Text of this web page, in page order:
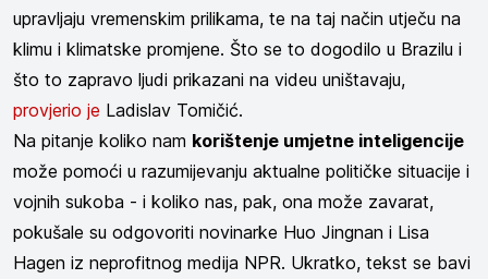
upravljaju vremenskim prilikama, te na taj način utječu na
klimu i klimatske promjene. Što se to dogodilo u Brazilu i
što to zapravo ljudi prikazani na videu uništavaju,
provjerio je Ladislav Tomičić.
Na pitanje koliko nam korištenje umjetne inteligencije
može pomoći u razumijevanju aktualne političke situacije i
vojnih sukoba - i koliko nas, pak, ona može zavarat,
pokušale su odgovoriti novinarke Huo Jingnan i Lisa
Hagen iz neprofitnog medija NPR. Ukratko, tekst se bavi